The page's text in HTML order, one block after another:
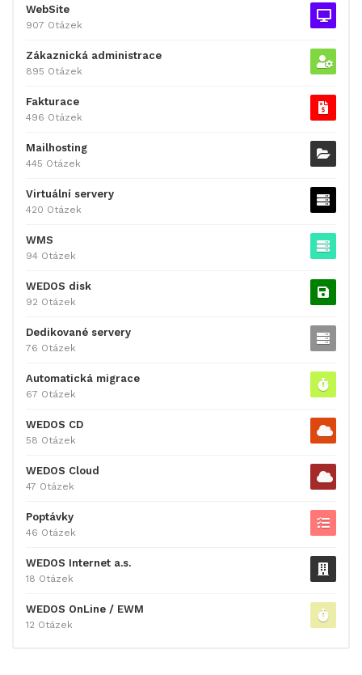
WebSite
907 Otázek
Zákaznická administrace
895 Otázek
Fakturace
496 Otázek
Mailhosting
445 Otázek
Virtuální servery
420 Otázek
WMS
94 Otázek
WEDOS disk
92 Otázek
Dedikované servery
76 Otázek
Automatická migrace
67 Otázek
WEDOS CD
58 Otázek
WEDOS Cloud
47 Otázek
Poptávky
46 Otázek
WEDOS Internet a.s.
18 Otázek
WEDOS OnLine / EWM
12 Otázek